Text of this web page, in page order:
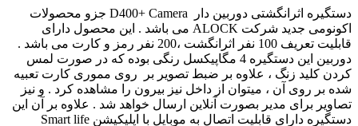
دستگیره اثرانگشتی دوربین دار D400+ Camera جزو محصولات
اکونومی جدید شرکت ALOCK می باشد . این محصول دارای
قابلیت تعریف 100 نفر اثرانگشت ،200 نفر رمز و کارت می باشد .
دوربین این دستگیره 4 مگاپیکسل رنگی بوده که در صورت لمس
کردن کلید زنگ ، علاوه بر ضبط تصویر بر روی مموری کارت تعبیه
شده بر روی آن ، میتوان از داخل نیز بیرون را مشاهده کرد . و نیز
تصاویر برای مدیر بصورت آنلاین ارسال خواهد شد . علاوه بر آن این